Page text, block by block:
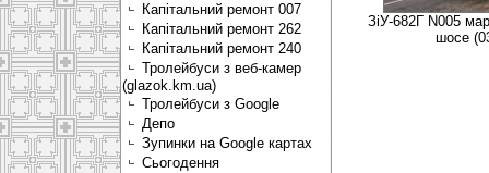
Капітальний ремонт 007
Капітальний ремонт 262
Капітальний ремонт 240
Тролейбуси з веб-камер
(glazok.km.ua)
Тролейбуси з Google
Депо
Зупинки на Google картах
Сьогодення
ЗіУ-682Г N005
шосе